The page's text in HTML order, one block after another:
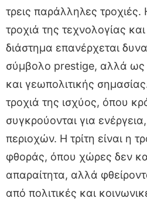
τρεις παράλληλες τροχιές.
τροχιά της τεχνολογίας
διάστημα επανέρχεται
σύμβολο prestige, αλλά ως
και γεωπολιτικής
τροχιά της ισχύος, όπου
συγκρούονται για
περιοχών. Η τρίτη είναι η
φθοράς, όπου χώρες δεν
απαραίτητα, αλλά
από πολιτικές και